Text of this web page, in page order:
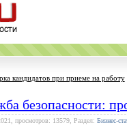
кандидатов при приеме на работу
безопасности:
просмотров: 13579, Раздел: Бизнес-